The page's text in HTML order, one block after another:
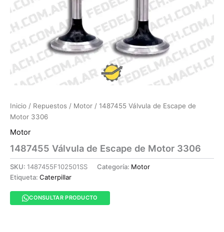
Inicio / Repuestos / Motor / 1487455 Válvula de Escape de
Motor 3306
Motor
1487455 Válvula de Escape de Motor 3306
SKU: 1487455F102501SS Categoría: Motor
Etiqueta: Caterpillar
CONSULTAR PRODUCTO